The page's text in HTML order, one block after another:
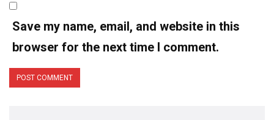
Save my name, email, and website in this
browser for the next time I comment.